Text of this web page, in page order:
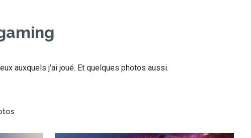
auxquels j'ai joué. Et quelques photos aussi.